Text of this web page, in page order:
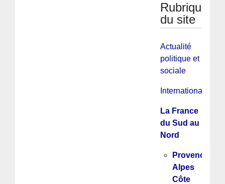
Rubriques
du site
Actualité
politique et
sociale
International
La France
du Sud au
Nord
Provence
Alpes
Côte